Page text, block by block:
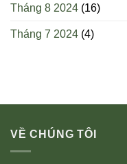
Tháng 8 2024 (16)
Tháng 7 2024 (4)
VỀ CHÚNG TÔI